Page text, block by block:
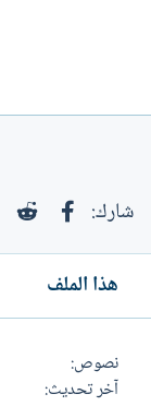
شارك: فيسبوك
هذا الملف
نصوص
آخر تحديث